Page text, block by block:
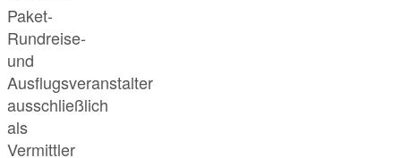
Paket-
Rundreise-
und
Ausflugsveranstalter
ausschließlich
als
Vermittler